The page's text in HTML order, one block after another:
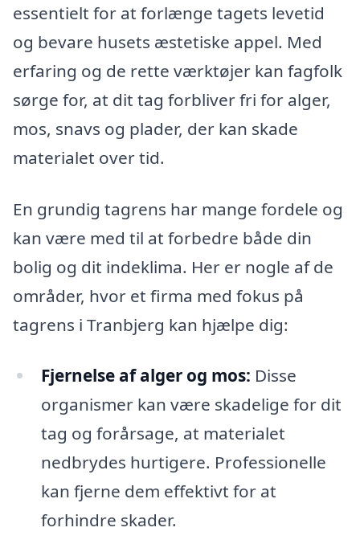
essentielt for at forlænge tagets levetid
og bevare husets æstetiske appel. Med
erfaring og de rette værktøjer kan fagfolk
sørge for, at dit tag forbliver fri for alger,
mos, snavs og plader, der kan skade
materialet over tid.
En grundig tagrens har mange fordele og
kan være med til at forbedre både din
bolig og dit indeklima. Her er nogle af de
områder, hvor et firma med fokus på
tagrens i Tranbjerg kan hjælpe dig:
Fjernelse af alger og mos: Disse
organismer kan være skadelige for dit
tag og forårsage, at materialet
nedbrydes hurtigere. Professionelle
kan fjerne dem effektivt for at
forhindre skader.